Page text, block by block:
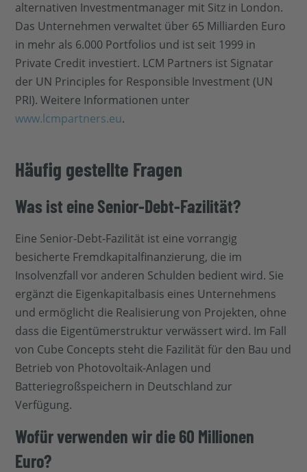
alternativen Investmentmanager mit Sitz in London.
Das Unternehmen verwaltet über 65 Milliarden Euro
in mehr als 6.000 Portfolios und ist seit 1999 in
Private Credit investiert. LCM Partners ist Signatar
der UN Principles for Responsible Investment (UN
PRI). Weitere Informationen unter
www.lcmpartners.eu.
Häufig gestellte Fragen
Was ist eine Senior-Debt-Fazilität?
Eine Senior-Debt-Fazilität ist eine vorrangig
besicherte Fremdkapitalfinanzierung, die im
Insolvenzfall vor anderen Schulden bedient wird. Sie
ergänzt die Eigenkapitalbasis eines Unternehmens
und ermöglicht die Realisierung von Projekten, ohne
dass die Eigentümerstruktur verwässert wird. Im Fall
von Cube Concepts steht die Fazilität für den Bau und
Betrieb von Photovoltaik-Anlagen und
Batteriegroßspeichern in Deutschland zur
Verfügung.
Wofür verwenden wir die 60 Millionen
Euro?